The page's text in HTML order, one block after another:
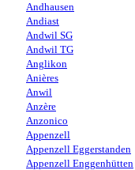
Andhausen
Andiast
Andwil SG
Andwil TG
Anglikon
Anières
Anwil
Anzère
Anzonico
Appenzell
Appenzell Eggerstanden
Appenzell Enggenhütten